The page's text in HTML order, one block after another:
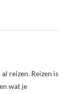
reizen. Reizen is
wat je